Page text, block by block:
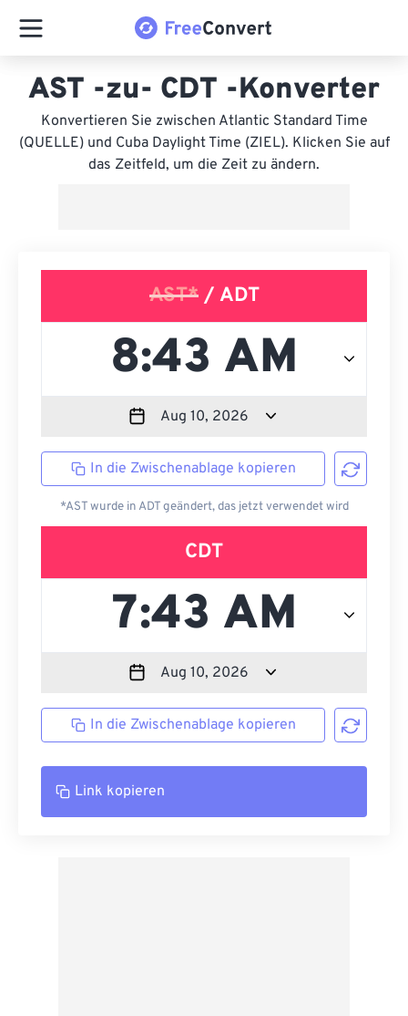
AST -zu- CDT -Konverter
Konvertieren Sie zwischen Atlantic Standard Time
(QUELLE) und Cuba Daylight Time (ZIEL). Klicken Sie auf
das Zeitfeld, um die Zeit zu ändern.
AST*/ ADT
In die Zwischenablage kopieren
*AST wurde in ADT geändert, das jetzt verwendet wird
CDT
In die Zwischenablage kopieren
Link kopieren